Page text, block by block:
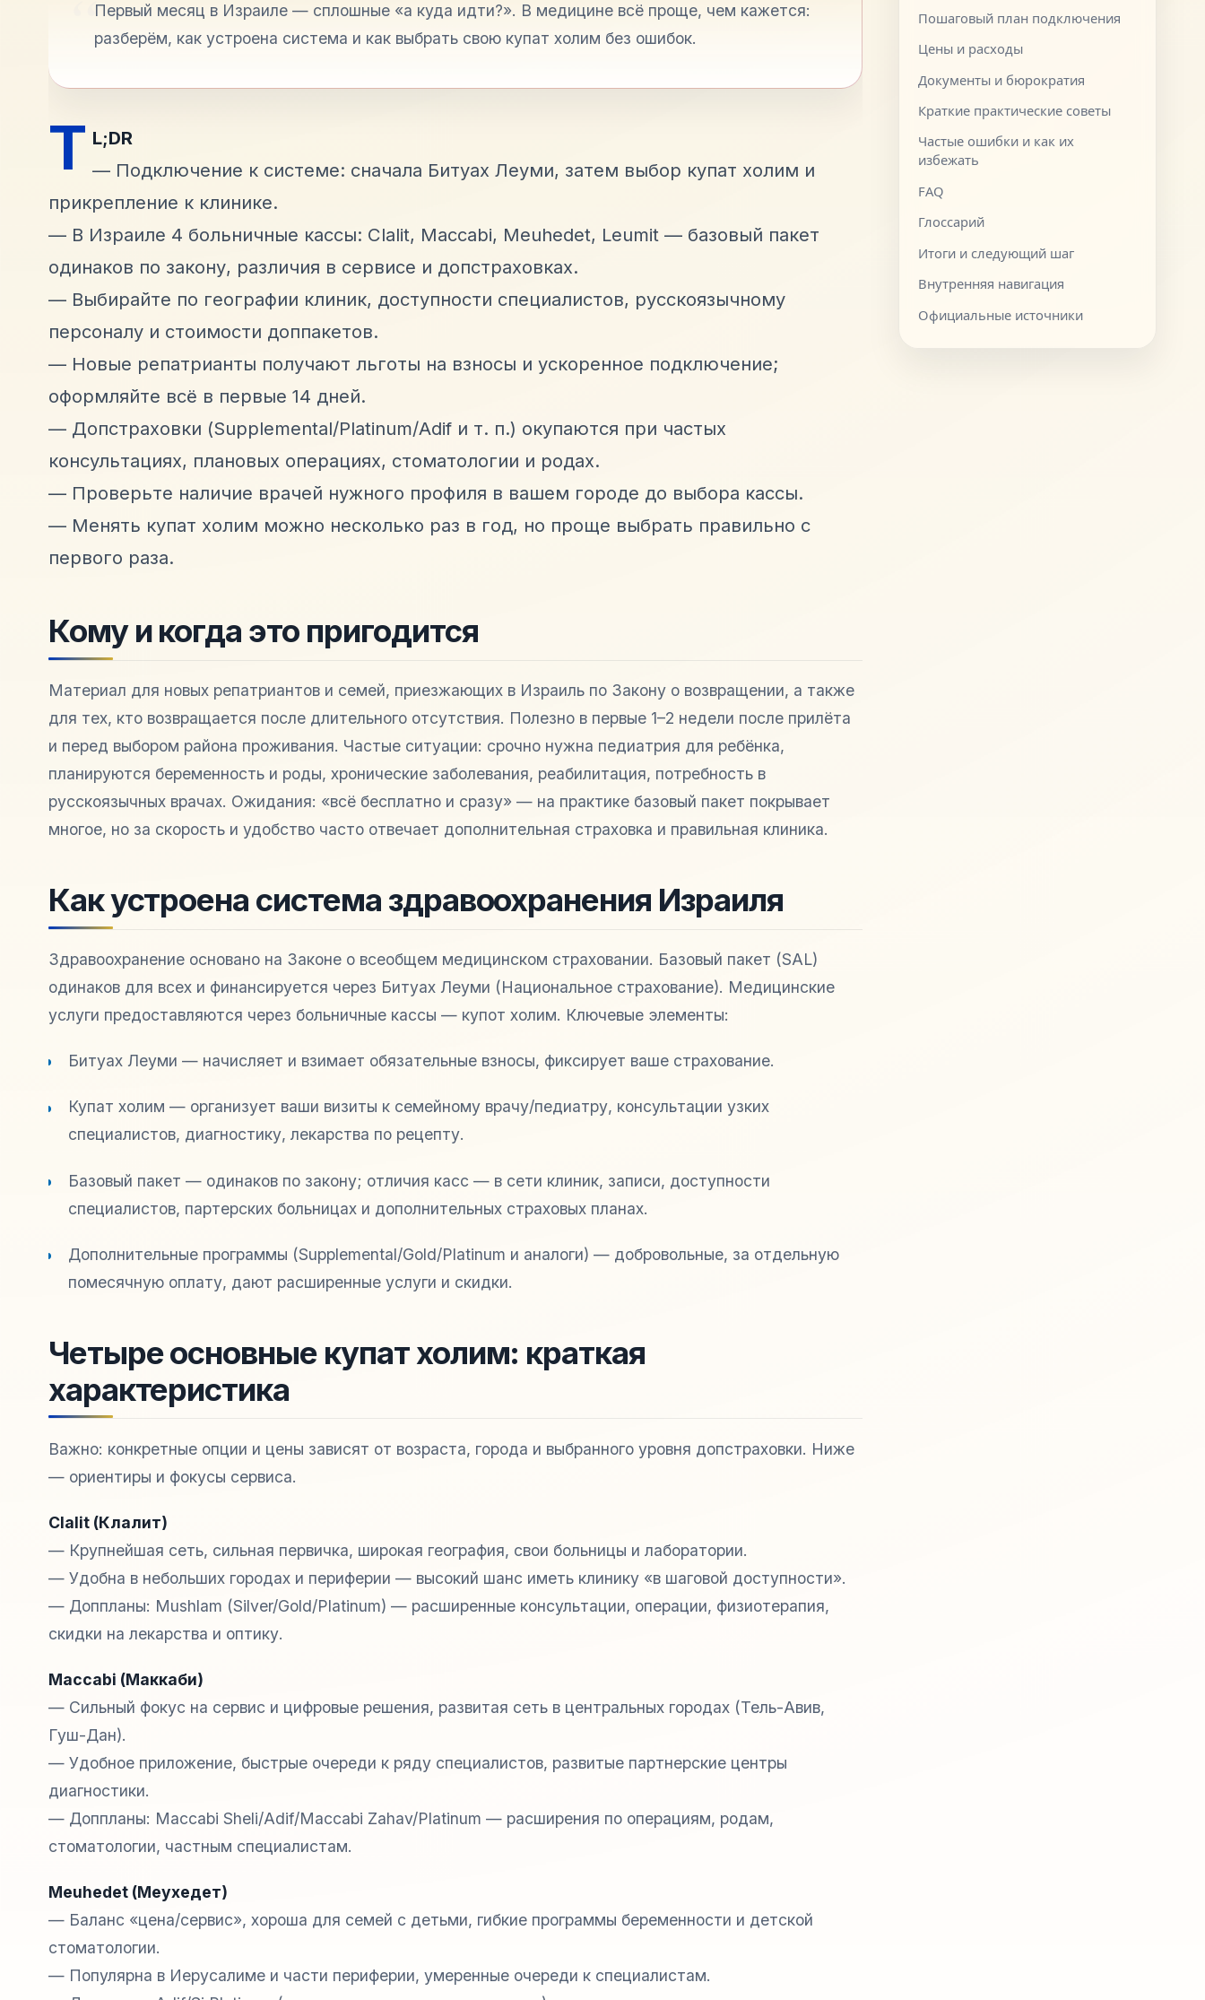
Первый месяц в Израиле — сплошные «а куда идти?». В медицине всё проще, чем кажется:
разберём, как устроена система и как выбрать свою купат холим без ошибок.
T L;DR
— Подключение к системе: сначала Битуах Леуми, затем выбор купат холим и
прикрепление к клинике.
— В Израиле 4 больничные кассы: Clalit, Maccabi, Meuhedet, Leumit — базовый пакет
одинаков по закону, различия в сервисе и допстраховках.
— Выбирайте по географии клиник, доступности специалистов, русскоязычному
персоналу и стоимости доппакетов.
— Новые репатрианты получают льготы на взносы и ускоренное подключение;
оформляйте всё в первые 14 дней.
— Допстраховки (Supplemental/Platinum/Adif и т. п.) окупаются при частых
консультациях, плановых операциях, стоматологии и родах.
— Проверьте наличие врачей нужного профиля в вашем городе до выбора кассы.
— Менять купат холим можно несколько раз в год, но проще выбрать правильно с
первого раза.
Кому и когда это пригодится
Материал для новых репатриантов и семей, приезжающих в Израиль по Закону о возвращении, а также
для тех, кто возвращается после длительного отсутствия. Полезно в первые 1–2 недели после прилёта
и перед выбором района проживания. Частые ситуации: срочно нужна педиатрия для ребёнка,
планируются беременность и роды, хронические заболевания, реабилитация, потребность в
русскоязычных врачах. Ожидания: «всё бесплатно и сразу» — на практике базовый пакет покрывает
многое, но за скорость и удобство часто отвечает дополнительная страховка и правильная клиника.
Как устроена система здравоохранения Израиля
Здравоохранение основано на Законе о всеобщем медицинском страховании. Базовый пакет (SAL)
одинаков для всех и финансируется через Битуах Леуми (Национальное страхование). Медицинские
услуги предоставляются через больничные кассы — купот холим. Ключевые элементы:
Битуах Леуми — начисляет и взимает обязательные взносы, фиксирует ваше страхование.
Купат холим — организует ваши визиты к семейному врачу/педиатру, консультации узких
специалистов, диагностику, лекарства по рецепту.
Базовый пакет — одинаков по закону; отличия касс — в сети клиник, записи, доступности
специалистов, партерских больницах и дополнительных страховых планах.
Дополнительные программы (Supplemental/Gold/Platinum и аналоги) — добровольные, за отдельную
помесячную оплату, дают расширенные услуги и скидки.
Четыре основные купат холим: краткая
характеристика
Важно: конкретные опции и цены зависят от возраста, города и выбранного уровня допстраховки. Ниже
— ориентиры и фокусы сервиса.
Clalit (Клалит)
— Крупнейшая сеть, сильная первичка, широкая география, свои больницы и лаборатории.
— Удобна в небольших городах и периферии — высокий шанс иметь клинику «в шаговой доступности».
— Доппланы: Mushlam (Silver/Gold/Platinum) — расширенные консультации, операции, физиотерапия,
скидки на лекарства и оптику.
Maccabi (Маккаби)
— Сильный фокус на сервис и цифровые решения, развитая сеть в центральных городах (Тель-Авив,
Гуш-Дан).
— Удобное приложение, быстрые очереди к ряду специалистов, развитые партнерские центры
диагностики.
— Доппланы: Maccabi Sheli/Adif/Maccabi Zahav/Platinum — расширения по операциям, родам,
стоматологии, частным специалистам.
Meuhedet (Меухедет)
— Баланс «цена/сервис», хороша для семей с детьми, гибкие программы беременности и детской
стоматологии.
— Популярна в Иерусалиме и части периферии, умеренные очереди к специалистам.
Пошаговый план подключения
Цены и расходы
Документы и бюрократия
Краткие практические советы
Частые ошибки и как их
избежать
FAQ
Глоссарий
Итоги и следующий шаг
Внутренняя навигация
Официальные источники